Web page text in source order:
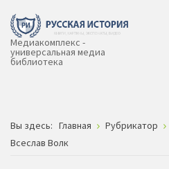
Медиакомплекс -
универсальная медиа
библиотека
Вы здесь: Главная Рубрикатор
Всеслав Волк